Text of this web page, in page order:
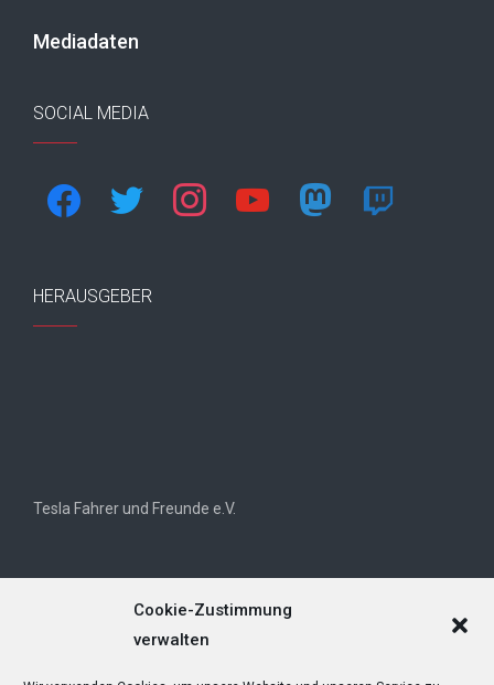
Cookie-Zustimmung
verwalten
Mediadaten
SOCIAL MEDIA
facebook twitter instagram youtube mastodon twitch
HERAUSGEBER
Tesla Fahrer und Freunde e.V.